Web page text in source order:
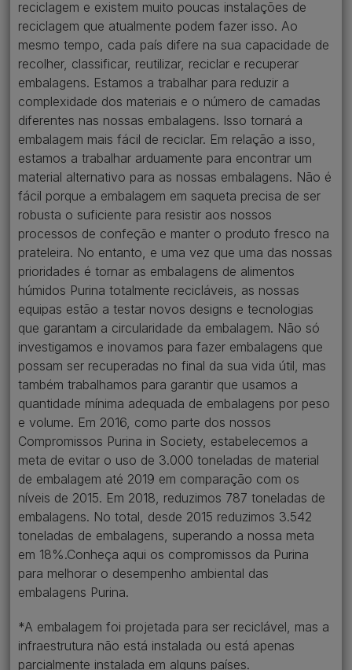
reciclagem e existem muito poucas instalações de
reciclagem que atualmente podem fazer isso. Ao
mesmo tempo, cada país difere na sua capacidade de
recolher, classificar, reutilizar, reciclar e recuperar
embalagens. Estamos a trabalhar para reduzir a
complexidade dos materiais e o número de camadas
diferentes nas nossas embalagens. Isso tornará a
embalagem mais fácil de reciclar. Em relação a isso,
estamos a trabalhar arduamente para encontrar um
material alternativo para as nossas embalagens. Não é
fácil porque a embalagem em saqueta precisa de ser
robusta o suficiente para resistir aos nossos
processos de confeção e manter o produto fresco na
prateleira. No entanto, e uma vez que uma das nossas
prioridades é tornar as embalagens de alimentos
húmidos Purina totalmente recicláveis, as nossas
equipas estão a testar novos designs e tecnologias
que garantam a circularidade da embalagem. Não só
investigamos e inovamos para fazer embalagens que
possam ser recuperadas no final da sua vida útil, mas
também trabalhamos para garantir que usamos a
quantidade mínima adequada de embalagens por peso
e volume. Em 2016, como parte dos nossos
Compromissos Purina in Society, estabelecemos a
meta de evitar o uso de 3.000 toneladas de material
de embalagem até 2019 em comparação com os
níveis de 2015. Em 2018, reduzimos 787 toneladas de
embalagens. No total, desde 2015 reduzimos 3.542
toneladas de embalagens, superando a nossa meta
em 18%.Conheça aqui os compromissos da Purina
para melhorar o desempenho ambiental das
embalagens Purina​.
*A embalagem foi projetada para ser reciclável, mas a
infraestrutura não está instalada ou está apenas
parcialmente instalada em alguns países​.